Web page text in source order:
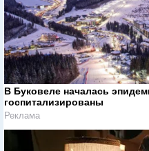
В Буковеле началась
госпитализированы
Реклама